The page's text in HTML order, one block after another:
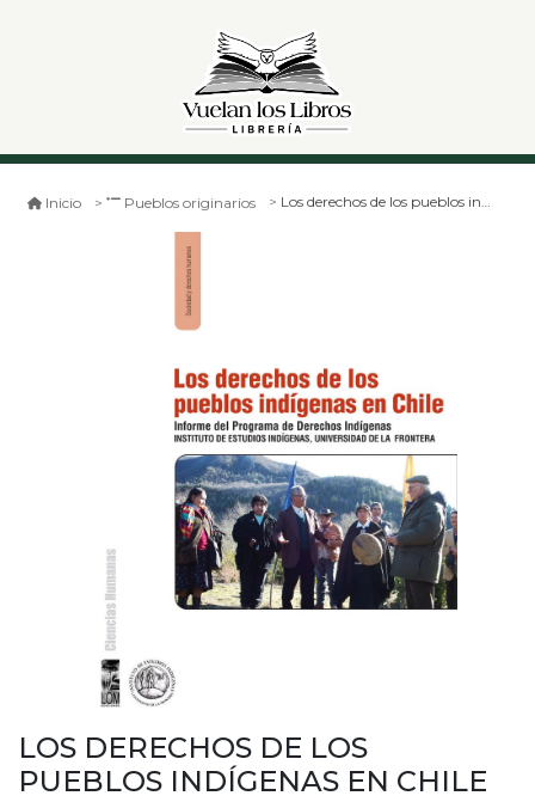
Inicio Pueblos originarios Los derechos de los pueblos indígenas en chile
LOS DERECHOS DE LOS
PUEBLOS INDÍGENAS EN CHILE